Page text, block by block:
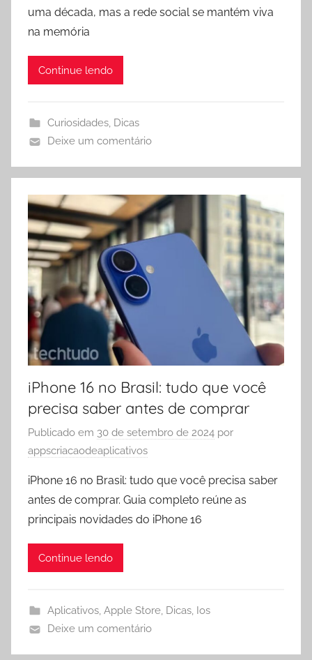
uma década, mas a rede social se mantém viva
na memória
Continue lendo
Curiosidades, Dicas
Deixe um comentário
iPhone 16 no Brasil: tudo que você
precisa saber antes de comprar
Publicado em 30 de setembro de 2024 por
appscriacaodeaplicativos
iPhone 16 no Brasil: tudo que você precisa saber
antes de comprar. Guia completo reúne as
principais novidades do iPhone 16
Continue lendo
Aplicativos, Apple Store, Dicas, Ios
Deixe um comentário